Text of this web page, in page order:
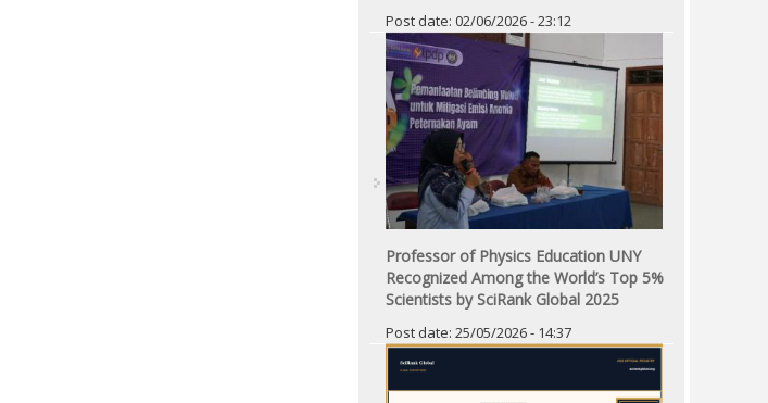
Post date: 02/06/2026 - 23:12
Professor of Physics Education UNY
Recognized Among the World’s Top 5%
Scientists by SciRank Global 2025
Post date: 25/05/2026 - 14:37
Pages